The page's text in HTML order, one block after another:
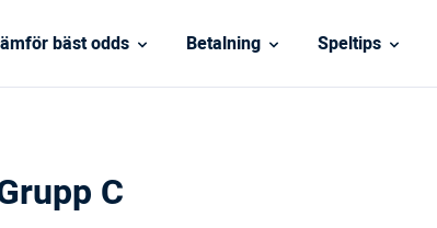
bäst odds Betalning Speltips
C